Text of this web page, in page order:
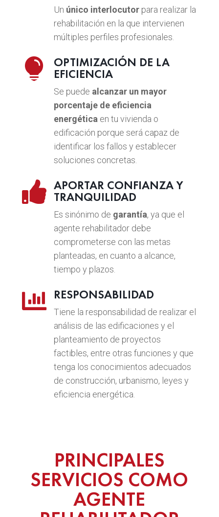
Un único interlocutorpara realizar la
rehabilitación en la que intervienen
múltiples perfiles profesionales.
 OPTIMIZACIÓN DE LA
EFICIENCIA
Se puede alcanzar un mayor
porcentaje de eficiencia
energética en tu vivienda o
edificación porque será capaz de
identificar los fallos y establecer
soluciones concretas.
 APORTAR CONFIANZA Y
TRANQUILIDAD
Es sinónimo de garantía, ya que el
agente rehabilitador debe
comprometerse con las metas
planteadas, en cuanto a alcance,
tiempo y plazos.
 RESPONSABILIDAD
Tiene la responsabilidad de realizar el
análisis de las edificaciones y el
planteamiento de proyectos
factibles, entre otras funciones y que
tenga los conocimientos adecuados
de construcción, urbanismo, leyes y
eficiencia energética.
PRINCIPALES
SERVICIOS COMO
AGENTE